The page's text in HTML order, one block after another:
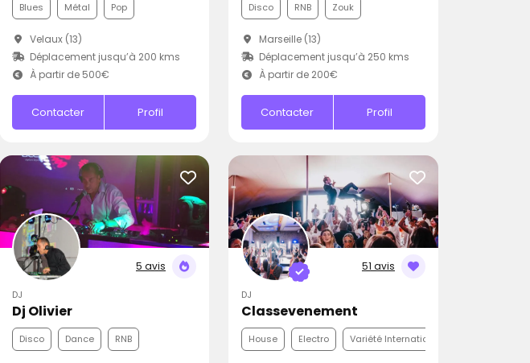
Blues Métal Pop
Velaux (13)
Déplacement jusqu’à 200 kms
À partir de 500€
Contacter Profil
Disco RNB Zouk
Marseille (13)
Déplacement jusqu’à 250 kms
À partir de 200€
Contacter Profil
5 avis
DJ
Dj Olivier
Disco Dance RNB
51 avis
DJ
Classevenement
House Electro Variété Internationale